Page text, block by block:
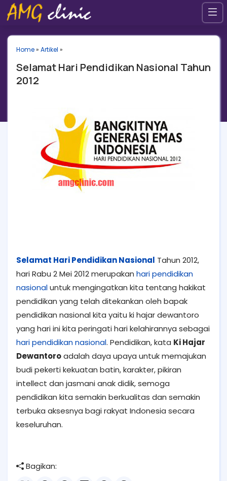
Home» Artikel »
Selamat Hari Pendidikan Nasional Tahun
2012
Selamat Hari Pendidikan Nasional Tahun 2012,
hari Rabu 2 Mei 2012 merupakan hari pendidikan
nasionaluntuk mengingatkan kita tentang hakikat
pendidikan yang telah ditekankan oleh bapak
pendidikan nasional kita yaitu ki hajar dewantoro
yang hari ini kita peringati hari kelahirannya sebagai
hari pendidikan nasional. Pendidikan, kata Ki Hajar
Dewantoroadalah daya upaya untuk memajukan
budi pekerti kekuatan batin, karakter, pikiran
intellect dan jasmani anak didik, semoga
pendidikan kita semakin berkualitas dan semakin
terbuka aksesnya bagi rakyat Indonesia secara
keseluruhan.
Bagikan: